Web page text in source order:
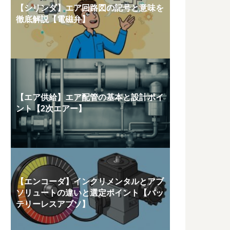
【シリンダ】エア回路図の記号と意味を
徹底解説【電磁弁】
【エア供給】エア配管の基本と設計ポイ
ント【2次エアー】
【エンコーダ】インクリメンタルとアブ
ソリュートの違いと選定ポイント【バッ
テリーレスアブソ】